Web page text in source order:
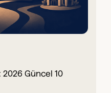
2026 Güncel 10